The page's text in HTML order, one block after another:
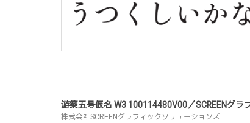
游築五号仮名 W3 100114480V00／SCREENグ
株式会社SCREENグラフィックソリューションズ